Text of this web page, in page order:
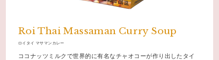
Roi Thai Massaman Curry Soup
ロイタイ マサマンカレー
ココナッツミルクで世界的に有名なチャオコーが作り出したタイ